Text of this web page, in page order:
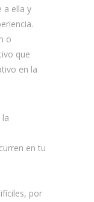
a ella y
o
que
en la
en tu
por